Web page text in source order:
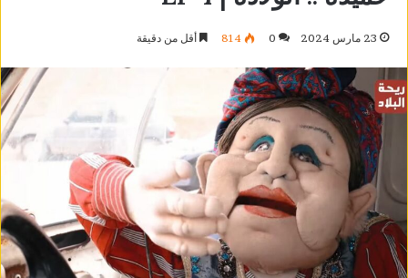
23 مارس 2024 0
814 أقل من دقيقة